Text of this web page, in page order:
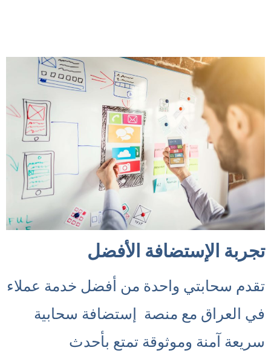
تجربة الإستضافة الأفضل
تقدم سحابتي واحدة من أفضل خدمة عملاء
في العراق مع منصة إستضافة سحابية
سريعة آمنة وموثوقة تمتع بأحدث